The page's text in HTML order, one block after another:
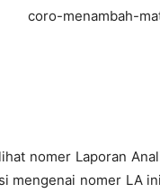
nomer Laporan
mengenai nomer LA